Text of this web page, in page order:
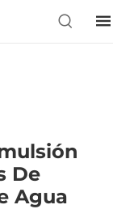
De
Agua